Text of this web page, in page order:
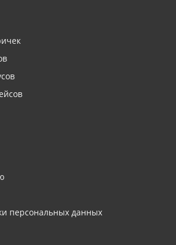
персональных данных